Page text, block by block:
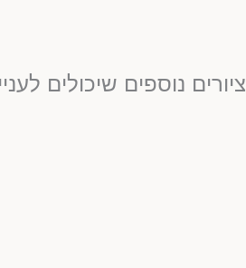
נוספים שיכולים לעניין